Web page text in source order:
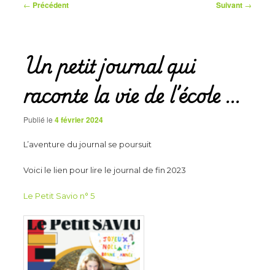
Navigation
← Précédent Suivant →
Un petit journal qui
raconte la vie de l’école …
Publié le4 février 2024
L’aventure du journal se poursuit
Voici le lien pour lire le journal de fin 2023
Le Petit Savio n° 5